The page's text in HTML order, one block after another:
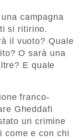
campagna
si ritirino.
il vuoto? Quale
O sarà una
E quale
franco-
Gheddafi
un crimine
come e con chi